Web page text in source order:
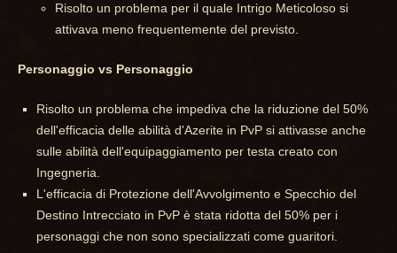
Risolto un problema per il quale Intrigo Meticoloso si
attivava meno frequentemente del previsto.
Personaggio vs Personaggio
Risolto un problema che impediva che la riduzione del 50%
dell'efficacia delle abilità d'Azerite in PvP si attivasse anche
sulle abilità dell'equipaggiamento per testa creato con
Ingegneria.
L'efficacia di Protezione dell'Avvolgimento e Specchio del
Destino Intrecciato in PvP è stata ridotta del 50% per i
personaggi che non sono specializzati come guaritori.